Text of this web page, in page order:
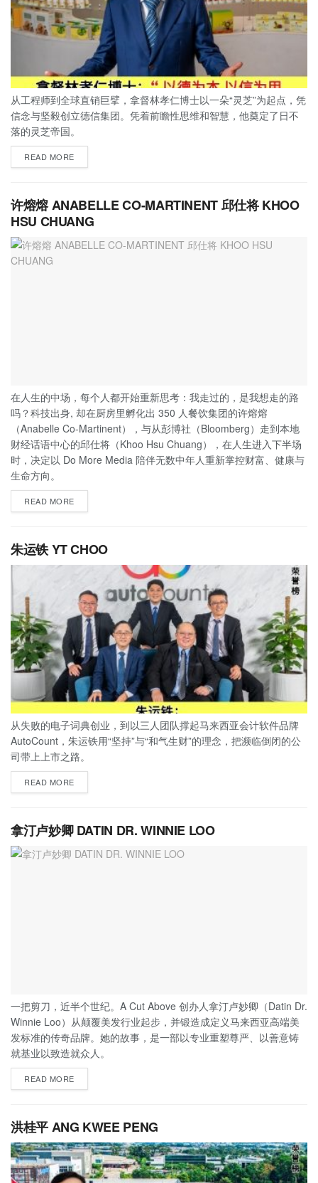
从工程师到全球直销巨擘，拿督林孝仁博士以一朵“灵芝”为起点，凭
信念与坚毅创立德信集团。凭着前瞻性思维和智慧，他奠定了日不
落的灵芝帝国。
READ MORE
许熔熔 ANABELLE CO-MARTINENT 邱仕将 KHOO
HSU CHUANG
在人生的中场，每个人都开始重新思考：我走过的，是我想走的路
吗？科技出身, 却在厨房里孵化出 350 人餐饮集团的许熔熔
（Anabelle Co-Martinent），与从彭博社（Bloomberg）走到本地
财经话语中心的邱仕将（Khoo Hsu Chuang），在人生进入下半场
时，决定以 Do More Media 陪伴无数中年人重新掌控财富、健康与
生命方向。
READ MORE
朱运铁 YT CHOO
从失败的电子词典创业，到以三人团队撑起马来西亚会计软件品牌
AutoCount，朱运铁用“坚持”与“和气生财”的理念，把濒临倒闭的公
司带上上市之路。
READ MORE
拿汀卢妙卿 DATIN DR. WINNIE LOO
一把剪刀，近半个世纪。A Cut Above 创办人拿汀卢妙卿（Datin Dr.
Winnie Loo）从颠覆美发行业起步，并锻造成定义马来西亚高端美
发标准的传奇品牌。她的故事，是一部以专业重塑尊严、以善意铸
就基业以致造就众人。
READ MORE
洪桂平 ANG KWEE PENG